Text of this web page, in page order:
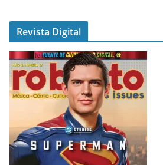
Revista Digital